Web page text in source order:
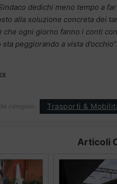
dedichi meno tempo a
alla soluzione concreta dei
che ogni giorno fanno i conti
peggiorando a vista d’occhio”.
categorie: Trasporti &
Articoli